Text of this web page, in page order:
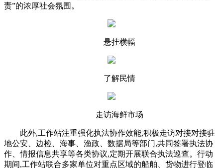
责”的浓厚社会氛围。
悬挂横幅
了解民情
走访海鲜市场
此外,工作站注重强化执法协作效能,积极走访对接对接驻
地公安、边检、海事、渔政、数据局等部门,共同签署执法协
作、情报信息共享等各类协议,定期开展联合执法巡查。行动
期间,工作站联合多家单位对重点区域的船舶、货物进行登临